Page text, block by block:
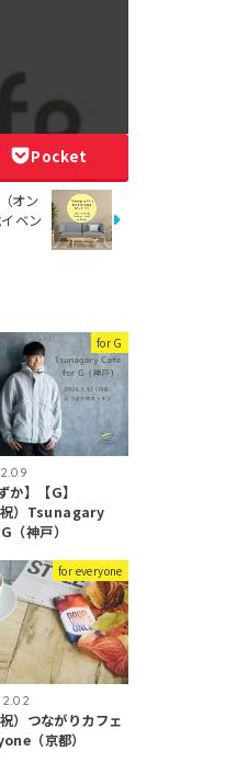
Pocket
オン
ベン
for G
か】【G】
）Tsunagary
（神戸）
for everyone
）つながりカフェ
（京都）